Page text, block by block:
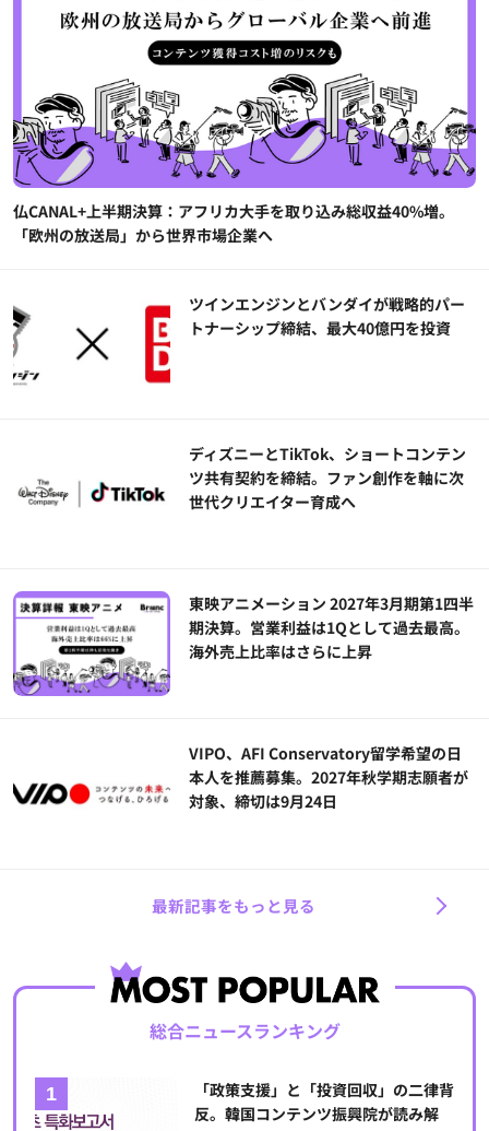
仏CANAL+上半期決算：アフリカ大手を取り込み総収益40%増。
「欧州の放送局」から世界市場企業へ
ツインエンジンとバンダイが戦略的パー
トナーシップ締結、最大40億円を投資
ディズニーとTikTok、ショートコンテン
ツ共有契約を締結。ファン創作を軸に次
世代クリエイター育成へ
東映アニメーション 2027年3月期第1四半
期決算。営業利益は1Qとして過去最高。
海外売上比率はさらに上昇
VIPO、AFI Conservatory留学希望の日
本人を推薦募集。2027年秋学期志願者が
対象、締切は9月24日
最新記事をもっと見る
総合ニュースランキング
「政策支援」と「投資回収」の二律背
反。韓国コンテンツ振興院が読み解